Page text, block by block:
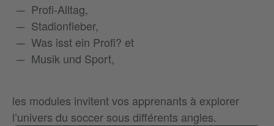
Profi-Alltag,
Stadionfieber,
Was isst ein Profi? et
Musik und Sport,
les modules invitent vos apprenants à explorer
l’univers du soccer sous différents angles.